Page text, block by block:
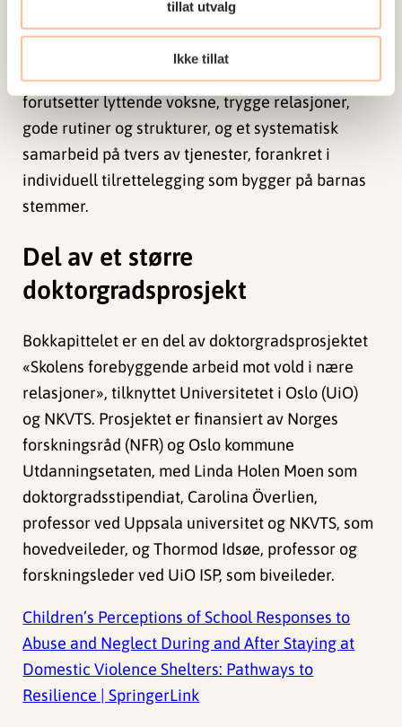
tillat utvalg
Ikke tillat
Studien tydeliggjør at skolen kan være en kraftfull
arena for resiliens, der barn får støtte til å stå i og
komme seg gjennom vonde erfaringer. Det
forutsetter lyttende voksne, trygge relasjoner,
gode rutiner og strukturer, og et systematisk
samarbeid på tvers av tjenester, forankret i
individuell tilrettelegging som bygger på barnas
stemmer.
Del av et større
doktorgradsprosjekt
Bokkapittelet er en del av doktorgradsprosjektet
«Skolens forebyggende arbeid mot vold i nære
relasjoner», tilknyttet Universitetet i Oslo (UiO)
og NKVTS. Prosjektet er finansiert av Norges
forskningsråd (NFR) og Oslo kommune
Utdanningsetaten, med Linda Holen Moen som
doktorgradsstipendiat, Carolina Överlien,
professor ved Uppsala universitet og NKVTS, som
hovedveileder, og Thormod Idsøe, professor og
forskningsleder ved UiO ISP, som biveileder.
Children’s Perceptions of School Responses to
Abuse and Neglect During and After Staying at
Domestic Violence Shelters: Pathways to
Resilience | SpringerLink